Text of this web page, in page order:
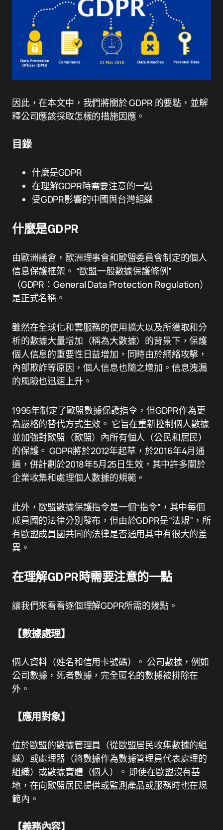
因此，在本文中，我們將關於 GDPR 的要點，並解
釋公司應該採取怎樣的措施因應。
目錄
什麼是GDPR
在理解GDPR時需要注意的一點
受GDPR影響的中國與台灣組織
什麼是GDPR
由歐洲議會，歐洲理事會和歐盟委員會制定的個人
信息保護框架。 “歐盟一般數據保護條例”
（GDPR：General Data Protection Regulation）
是正式名稱。
雖然在全球化和雲服務的使用擴大以及所獲取和分
析的數據大量增加（稱為大數據）的背景下，保護
個人信息的重要性日益增加，同時由於網絡攻擊，
內部欺詐等原因，個人信息也隨之增加。信息洩漏
的風險也迅速上升。
1995年制定了歐盟數據保護指令，但GDPR作為更
為嚴格的替代方式生效。 它旨在重新控制個人數據
並加強對歐盟（歐盟）內所有個人（公民和居民）
的保護。 GDPR將於2012年起草，於2016年4月通
過，併計劃於2018年5月25日生效，其中許多關於
企業收集和處理個人數據的規範。
此外，歐盟數據保護指令是一個“指令”，其中每個
成員國的法律分別發布，但由於GDPR是“法規”，所
有歐盟成員國共同的法律是否通用其中有很大的差
異。
在理解GDPR時需要注意的一點
讓我們來看看逐個理解GDPR所需的幾點。
【數據處理】
個人資料（姓名和信用卡號碼）。 公司數據，例如
公司數據，死者數據，完全匿名的數據被排除在
外。
【應用對象】
位於歐盟的數據管理員（從歐盟居民收集數據的組
織）或處理器（將數據作為數據管理員代表處理的
組織）或數據實體（個人）。 即使在歐盟沒有基
地，在向歐盟居民提供或監測產品或服務時也在規
範內。
【義務內容】